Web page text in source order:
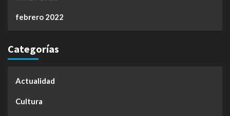
febrero 2022
Categorías
Actualidad
Cultura